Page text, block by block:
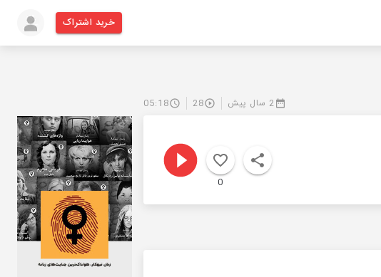
خرید اشتراک
2 سال پیش 28
05:18
0